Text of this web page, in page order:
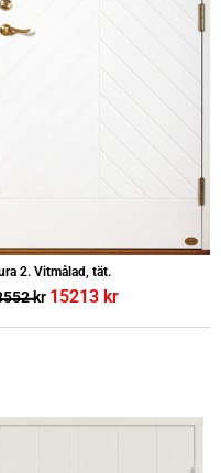
2. Vitmålad, tät.
kr 15213 kr